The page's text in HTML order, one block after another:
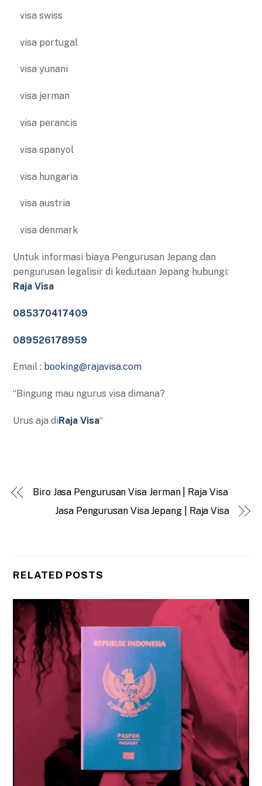
visa swiss
visa portugal
visa yunani
visa jerman
visa perancis
visa spanyol
visa hungaria
visa austria
visa denmark
Untuk informasi biaya Pengurusan Jepang dan
pengurusan legalisir di kedutaan Jepang hubungi:
Raja Visa
085370417409
089526178959
Email : booking@rajavisa.com
“Bingung mau ngurus visa dimana?
Urus aja diRaja Visa“
Biro Jasa Pengurusan Visa Jerman | Raja Visa
Jasa Pengurusan Visa Jepang | Raja Visa
RELATED POSTS